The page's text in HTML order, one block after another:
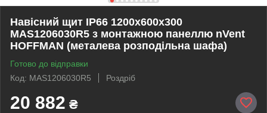
Навісний щит IP66 1200x600x300
MAS1206030R5 з монтажною панеллю nVent
HOFFMAN (металева розподільна шафа)
Готово до відправки
Код: MAS1206030R5
Роздріб
20 882 ₴